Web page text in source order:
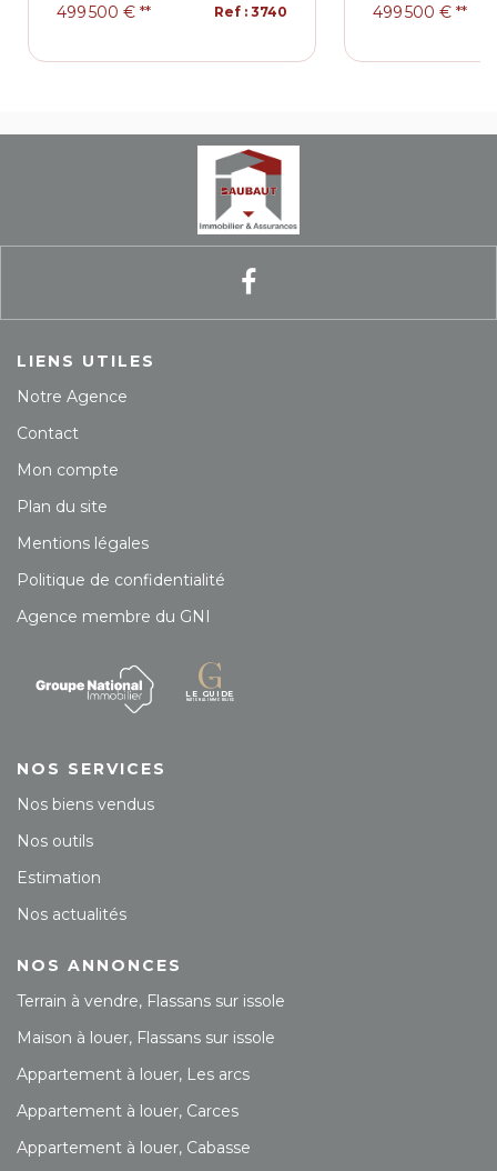
499 500 € ** Ref : 3740 499 500 € **
LIENS UTILES
Notre Agence
Contact
Mon compte
Plan du site
Mentions légales
Politique de confidentialité
Agence membre du GNI
NOS SERVICES
Nos biens vendus
Nos outils
Estimation
Nos actualités
NOS ANNONCES
Terrain à vendre, Flassans sur issole
Maison à louer, Flassans sur issole
Appartement à louer, Les arcs
Appartement à louer, Carces
Appartement à louer, Cabasse